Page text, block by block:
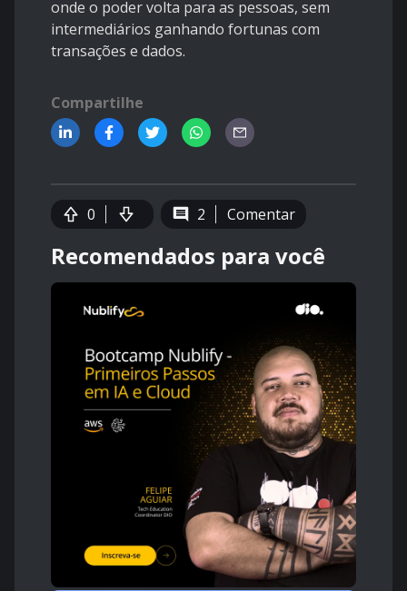
onde o poder volta para as pessoas, sem
intermediários ganhando fortunas com
transações e dados.
Compartilhe
0 2 Comentar
Recomendados para você